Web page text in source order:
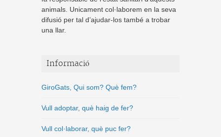
animals. Unicament col·laborem en la seva
difusió per tal d’ajudar-los també a trobar
una llar.
Informació
GiroGats, Qui som? Què fem?
Vull adoptar, què haig de fer?
Vull col·laborar, què puc fer?